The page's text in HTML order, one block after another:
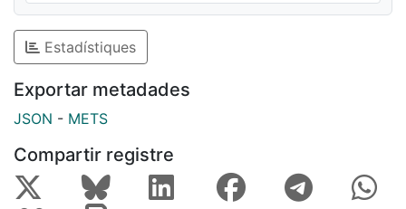
Estadístiques
Exportar metadades
JSON - METS
Compartir registre